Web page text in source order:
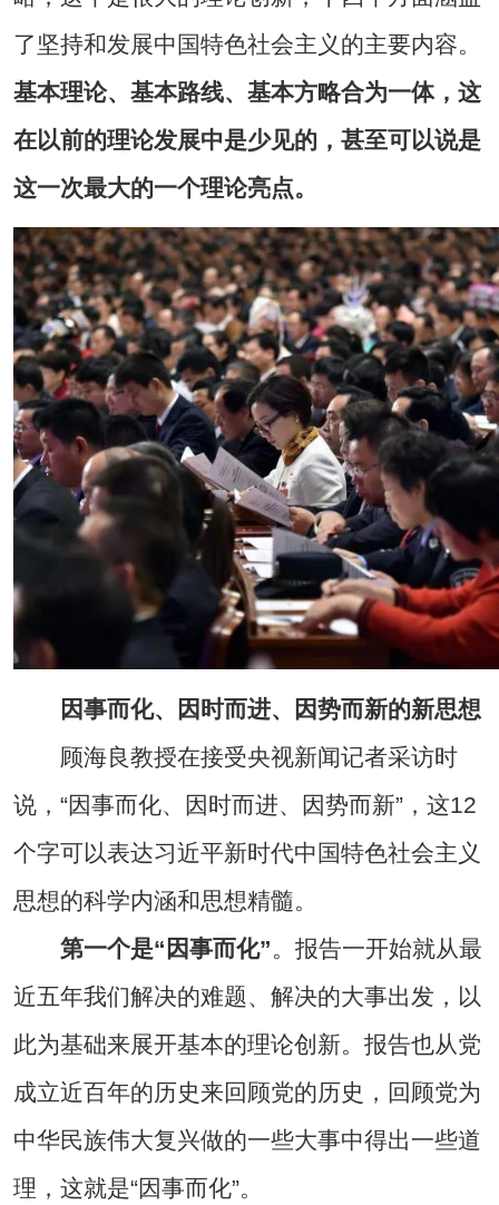
了坚持和发展中国特色社会主义的主要内容。
基本理论、基本路线、基本方略合为一体，这
在以前的理论发展中是少见的，甚至可以说是
这一次最大的一个理论亮点。
因事而化、因时而进、因势而新的新思想
顾海良教授在接受央视新闻记者采访时
说，“因事而化、因时而进、因势而新”，这12
个字可以表达习近平新时代中国特色社会主义
思想的科学内涵和思想精髓。
第一个是“因事而化”。报告一开始就从最
近五年我们解决的难题、解决的大事出发，以
此为基础来展开基本的理论创新。报告也从党
成立近百年的历史来回顾党的历史，回顾党为
中华民族伟大复兴做的一些大事中得出一些道
理，这就是“因事而化”。